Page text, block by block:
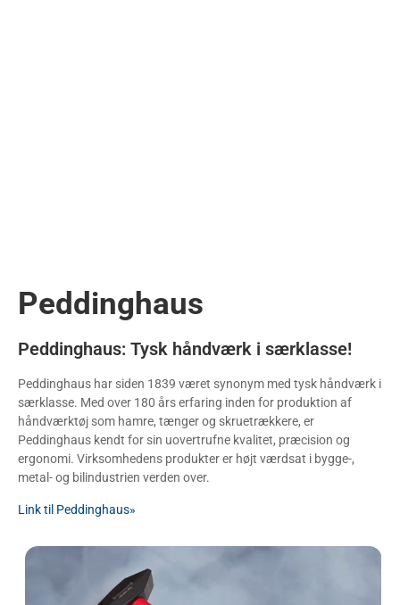
Peddinghaus
Peddinghaus: Tysk håndværk i særklasse!
Peddinghaus har siden 1839 været synonym med tysk håndværk i
særklasse. Med over 180 års erfaring inden for produktion af
håndværktøj som hamre, tænger og skruetrækkere, er
Peddinghaus kendt for sin uovertrufne kvalitet, præcision og
ergonomi. Virksomhedens produkter er højt værdsat i bygge-,
metal- og bilindustrien verden over.
Link til Peddinghaus»